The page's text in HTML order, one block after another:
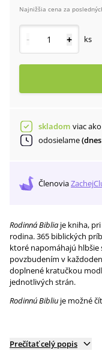
Najnižšia cena za
- + ks
skladom viac
odosielame
Členovia
Rodinná Biblia je kniha,
rodina. 365 biblických
ktoré napomáhajú hlbšie
povzbudením v
doplnené kratučkou
jednotlivých strán.
Rodinnú Bibliu je možné
Prečítať celý popis